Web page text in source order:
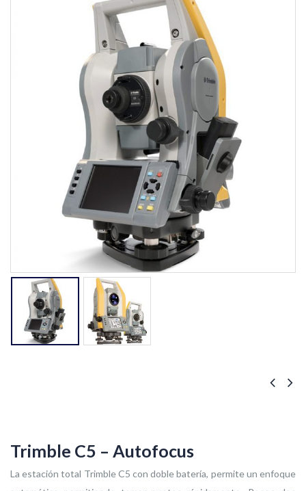
Trimble C5 – Autofocus
La estación total Trimble C5 con doble batería, permite un enfoque